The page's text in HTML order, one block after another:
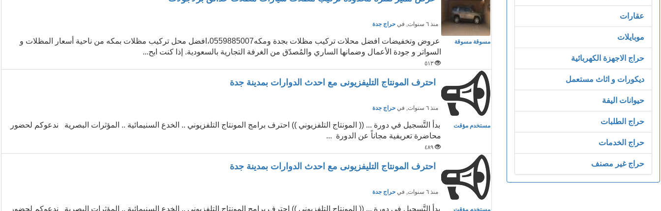
عقارات
موبايلات
حراج الاجهزة الكهربائية
ديكورات و اثاث مستعمل
حيوانات اليفة
حراج الطلبات
حراج الخدمات
حراج غير مصنف
منذ ٦ سنوات , فيحراج جدة
مسوقة مسوقة
عروض وتخفيضات افضل محلات تركيب مظلات بجدة ومكه0559885007،افضل محل تركيب مظلات بمكه من ناحية أسعار المظلات و
السواتر و جودة الأعمال وضمانها الساري والمُصدّق من الغرفة التجارية بالسعودية. إذا كنت ابح...
٥١٣
احترف المونتاج التليفزيونى مع احدث الدوارات بمدينة جدة
منذ ٦ سنوات , فيحراج جدة
مستخدم مؤقت
بدأ التَّسجيل في دورة ... (( المونتاج التلفزيوني )) احترف برامج المونتاج التلفزيوني .. الخدع السنيمائية .. المؤثرات البصرية ندعوكم لحضور
محاضرة تعريفية مجاناً عن الدورة ...
٤٨٩
احترف المونتاج التليفزيونى مع احدث الدوارات بمدينة جدة
منذ ٦ سنوات , فيحراج جدة
بدأ التَّسجيل في دورة ... (( المونتاج التلفزيوني )) احترف برامج المونتاج التلفزيوني .. الخدع السنيمائية .. المؤثرات البصرية ندعوكم لحضور